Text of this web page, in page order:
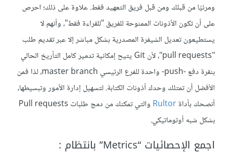
ومرئيًا من قبلك ومن قبل فريق التعهيد فقط. علاوة على ذلك؛ احرص
على أن تكون الأذونات الممنوحة للفريق "للقراءة فقط"، وأنهم لا
يستطيعون تعديل الشيفرة المصدرية بشكل مباشر إلا عبر تقديم طلب
"pull requests"، لأن Git يتيح إمكانية تدمير كامل التأريخ الحالي
بنقرة دفع -push- واحدة للفرع الرئيسي master branch، لذا فمن
الأفضل أن تمتلك وحدك أذونات الكتابة. لتسهيل إدارة الأمور وتبسيطها،
أنصحك بأداةRultor
والتي تمكنك من دمج طلبات Pull requests
بشكل شبه أوتوماتيكي.
اجمع الإحصائيات “Metrics” بانتظام :